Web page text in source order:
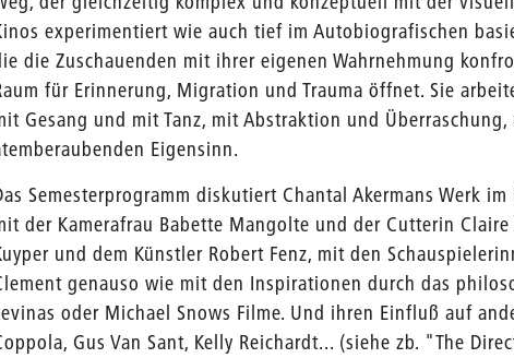
experimentiert wie auch tief im Autobiografischen
die Zuschauenden mit ihrer eigenen Wahrnehmung
für Erinnerung, Migration und Trauma öffnet. Sie
Gesang und mit Tanz, mit Abstraktion und
Eigensinn.
Semesterprogramm diskutiert Chantal Akermans Werk
der Kamerafrau Babette Mangolte und der Cutterin
und dem Künstler Robert Fenz, mit den
genauso wie mit den Inspirationen durch das
oder Michael Snows Filme. Und ihren Einfluß auf
Gus Van Sant, Kelly Reichardt... (siehe zb. "The